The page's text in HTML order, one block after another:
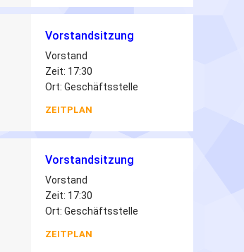
Vorstandsitzung
Vorstand
Zeit: 17:30
Ort: Geschäftsstelle
ZEITPLAN
Vorstandsitzung
Vorstand
Zeit: 17:30
Ort: Geschäftsstelle
ZEITPLAN